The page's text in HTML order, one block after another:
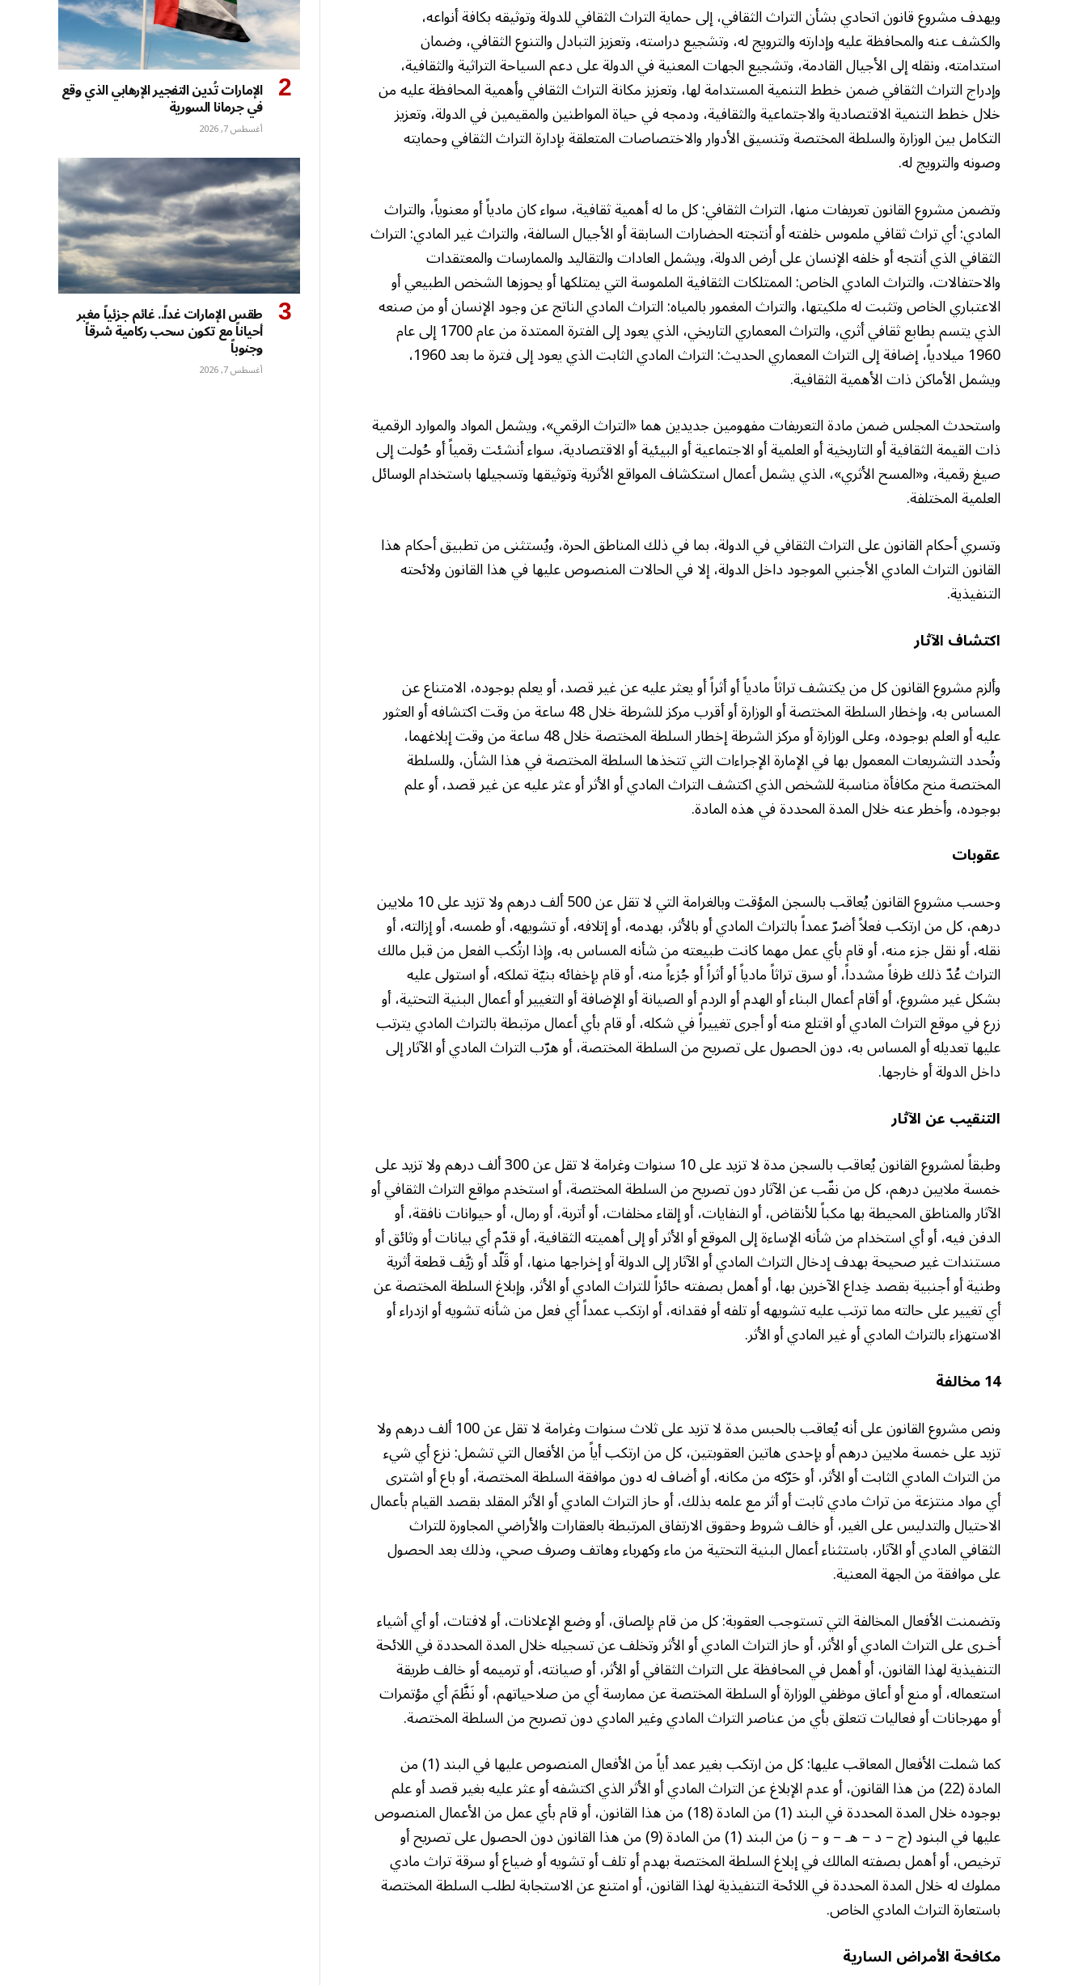
ويهدف مشروع قانون اتحادي بشأن التراث الثقافي، إلى حماية التراث الثقافي للدولة وتوثيقه بكافة أنواعه،
والكشف عنه والمحافظة عليه وإدارته والترويج له، وتشجيع دراسته، وتعزيز التبادل والتنوع الثقافي، وضمان
استدامته، ونقله إلى الأجيال القادمة، وتشجيع الجهات المعنية في الدولة على دعم السياحة التراثية والثقافية،
وإدراج التراث الثقافي ضمن خطط التنمية المستدامة لها، وتعزيز مكانة التراث الثقافي وأهمية المحافظة عليه من
خلال خطط التنمية الاقتصادية والاجتماعية والثقافية، ودمجه في حياة المواطنين والمقيمين في الدولة، وتعزيز
التكامل بين الوزارة والسلطة المختصة وتنسيق الأدوار والاختصاصات المتعلقة بإدارة التراث الثقافي وحمايته
وصونه والترويج له.
وتضمن مشروع القانون تعريفات منها، التراث الثقافي: كل ما له أهمية ثقافية، سواء كان مادياً أو معنوياً، والتراث
المادي: أي تراث ثقافي ملموس خلفته أو أنتجته الحضارات السابقة أو الأجيال السالفة، والتراث غير المادي: التراث
الثقافي الذي أنتجه أو خلفه الإنسان على أرض الدولة، ويشمل العادات والتقاليد والممارسات والمعتقدات
والاحتفالات، والتراث المادي الخاص: الممتلكات الثقافية الملموسة التي يمتلكها أو يحوزها الشخص الطبيعي أو
الاعتباري الخاص وتثبت له ملكيتها، والتراث المغمور بالمياه: التراث المادي الناتج عن وجود الإنسان أو من صنعه
الذي يتسم بطابع ثقافي أثري، والتراث المعماري التاريخي، الذي يعود إلى الفترة الممتدة من عام 1700 إلى عام
1960 ميلادياً، إضافة إلى التراث المعماري الحديث: التراث المادي الثابت الذي يعود إلى فترة ما بعد 1960،
ويشمل الأماكن ذات الأهمية الثقافية.
واستحدث المجلس ضمن مادة التعريفات مفهومين جديدين هما «التراث الرقمي»، ويشمل المواد والموارد الرقمية
ذات القيمة الثقافية أو التاريخية أو العلمية أو الاجتماعية أو البيئية أو الاقتصادية، سواء أنشئت رقمياً أو حُولت إلى
صيغ رقمية، و«المسح الأثري»، الذي يشمل أعمال استكشاف المواقع الأثرية وتوثيقها وتسجيلها باستخدام الوسائل
العلمية المختلفة.
وتسري أحكام القانون على التراث الثقافي في الدولة، بما في ذلك المناطق الحرة، ويُستثنى من تطبيق أحكام هذا
القانون التراث المادي الأجنبي الموجود داخل الدولة، إلا في الحالات المنصوص عليها في هذا القانون ولائحته
التنفيذية.
اكتشاف الآثار
وألزم مشروع القانون كل من يكتشف تراثاً مادياً أو أثراً أو يعثر عليه عن غير قصد، أو يعلم بوجوده، الامتناع عن
المساس به، وإخطار السلطة المختصة أو الوزارة أو أقرب مركز للشرطة خلال 48 ساعة من وقت اكتشافه أو العثور
عليه أو العلم بوجوده، وعلى الوزارة أو مركز الشرطة إخطار السلطة المختصة خلال 48 ساعة من وقت إبلاغهما،
وتُحدد التشريعات المعمول بها في الإمارة الإجراءات التي تتخذها السلطة المختصة في هذا الشأن، وللسلطة
المختصة منح مكافأة مناسبة للشخص الذي اكتشف التراث المادي أو الأثر أو عثر عليه عن غير قصد، أو علم
بوجوده، وأخطر عنه خلال المدة المحددة في هذه المادة.
عقوبات
وحسب مشروع القانون يُعاقب بالسجن المؤقت وبالغرامة التي لا تقل عن 500 ألف درهم ولا تزيد على 10 ملايين
درهم، كل من ارتكب فعلاً أضرّ عمداً بالتراث المادي أو بالأثر، بهدمه، أو إتلافه، أو تشويهه، أو طمسه، أو إزالته، أو
نقله، أو نقل جزء منه، أو قام بأي عمل مهما كانت طبيعته من شأنه المساس به، وإذا ارتُكب الفعل من قبل مالك
التراث عُدّ ذلك ظرفاً مشدداً، أو سرق تراثاً مادياً أو أثراً أو جُزءاً منه، أو قام بإخفائه بنيّة تملكه، أو استولى عليه
بشكل غير مشروع، أو أقام أعمال البناء أو الهدم أو الردم أو الصيانة أو الإضافة أو التغيير أو أعمال البنية التحتية، أو
زرع في موقع التراث المادي أو اقتلع منه أو أجرى تغييراً في شكله، أو قام بأي أعمال مرتبطة بالتراث المادي يترتب
عليها تعديله أو المساس به، دون الحصول على تصريح من السلطة المختصة، أو هرّب التراث المادي أو الآثار إلى
داخل الدولة أو خارجها.
التنقيب عن الآثار
وطبقاً لمشروع القانون يُعاقب بالسجن مدة لا تزيد على 10 سنوات وغرامة لا تقل عن 300 ألف درهم ولا تزيد على
خمسة ملايين درهم، كل من نقّب عن الآثار دون تصريح من السلطة المختصة، أو استخدم مواقع التراث الثقافي أو
الآثار والمناطق المحيطة بها مكباً للأنقاض، أو النفايات، أو إلقاء مخلفات، أو أتربة، أو رمال، أو حيوانات نافقة، أو
الدفن فيه، أو أي استخدام من شأنه الإساءة إلى الموقع أو الأثر أو إلى أهميته الثقافية، أو قدّم أي بيانات أو وثائق أو
مستندات غير صحيحة بهدف إدخال التراث المادي أو الآثار إلى الدولة أو إخراجها منها، أو قَلّد أو زيَّف قطعة أثرية
وطنية أو أجنبية بقصد خِداع الآخرين بها، أو أهمل بصفته حائزاً للتراث المادي أو الأثر، وإبلاغ السلطة المختصة عن
أي تغيير على حالته مما ترتب عليه تشويهه أو تلفه أو فقدانه، أو ارتكب عمداً أي فعل من شأنه تشويه أو ازدراء أو
الاستهزاء بالتراث المادي أو غير المادي أو الأثر.
14 مخالفة
ونص مشروع القانون على أنه يُعاقب بالحبس مدة لا تزيد على ثلاث سنوات وغرامة لا تقل عن 100 ألف درهم ولا
تزيد على خمسة ملايين درهم أو بإحدى هاتين العقوبتين، كل من ارتكب أياً من الأفعال التي تشمل: نزع أي شيء
من التراث المادي الثابت أو الأثر، أو حَرّكه من مكانه، أو أضاف له دون موافقة السلطة المختصة، أو باع أو اشترى
أي مواد منتزعة من تراث مادي ثابت أو أثر مع علمه بذلك، أو حاز التراث المادي أو الأثر المقلد بقصد القيام بأعمال
الاحتيال والتدليس على الغير، أو خالف شروط وحقوق الارتفاق المرتبطة بالعقارات والأراضي المجاورة للتراث
الثقافي المادي أو الآثار، باستثناء أعمال البنية التحتية من ماء وكهرباء وهاتف وصرف صحي، وذلك بعد الحصول
على موافقة من الجهة المعنية.
وتضمنت الأفعال المخالفة التي تستوجب العقوبة: كل من قام بإلصاق، أو وضع الإعلانات، أو لافتات، أو أي أشياء
أخـرى على التراث المادي أو الأثر، أو حاز التراث المادي أو الأثر وتخلف عن تسجيله خلال المدة المحددة في اللائحة
التنفيذية لهذا القانون، أو أهمل في المحافظة على التراث الثقافي أو الأثر، أو صيانته، أو ترميمه أو خالف طريقة
استعماله، أو منع أو أعاق موظفي الوزارة أو السلطة المختصة عن ممارسة أي من صلاحياتهم، أو نَظَّمَ أي مؤتمرات
أو مهرجانات أو فعاليات تتعلق بأي من عناصر التراث المادي وغير المادي دون تصريح من السلطة المختصة.
كما شملت الأفعال المعاقب عليها: كل من ارتكب بغير عمد أياً من الأفعال المنصوص عليها في البند (1) من
المادة (22) من هذا القانون، أو عدم الإبلاغ عن التراث المادي أو الأثر الذي اكتشفه أو عثر عليه بغير قصد أو علم
بوجوده خلال المدة المحددة في البند (1) من المادة (18) من هذا القانون، أو قام بأي عمل من الأعمال المنصوص
عليها في البنود (ج – د – هـ – و – ز) من البند (1) من المادة (9) من هذا القانون دون الحصول على تصريح أو
ترخيص، أو أهمل بصفته المالك في إبلاغ السلطة المختصة بهدم أو تلف أو تشويه أو ضياع أو سرقة تراث مادي
مملوك له خلال المدة المحددة في اللائحة التنفيذية لهذا القانون، أو امتنع عن الاستجابة لطلب السلطة المختصة
باستعارة التراث المادي الخاص.
مكافحة الأمراض السارية
الإمارات تُدين التفجير الإرهابي الذي وقع
في جرمانا السورية
أغسطس 7, 2026
طقس الإمارات غداً.. غائم جزئياً مغبر
أحياناً مع تكون سحب ركامية شرقاً
وجنوباً
أغسطس 7, 2026